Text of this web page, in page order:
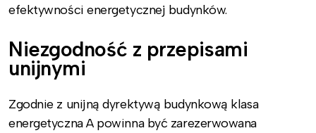
efektywności energetycznej budynków.
Niezgodność z przepisami
unijnymi
Zgodnie z unijną dyrektywą budynkową klasa
energetyczna A powinna być zarezerwowana